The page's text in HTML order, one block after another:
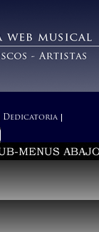
Dedicatoria